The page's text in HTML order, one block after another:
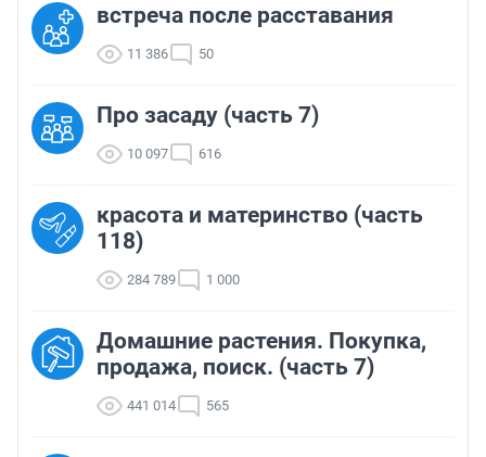
встреча после расставания
11 386 50
Про засаду (часть 7)
10 097 616
красота и материнство (часть
118)
284 789 1 000
Домашние растения. Покупка,
продажа, поиск. (часть 7)
441 014 565